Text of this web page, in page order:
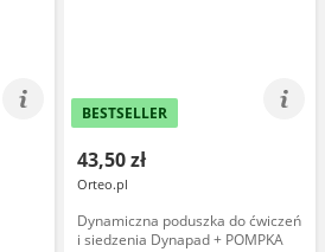
BESTSELLER
43,50 zł
Orteo.pl
Dynamiczna poduszka do ćwiczeń
i siedzenia Dynapad + POMPKA